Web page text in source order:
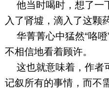
他当时喝时，想了一
入了肾墟，滴入了这颗
华菁菁心中猛然“咯噔
不相信地看着顾许。
这也就意味着，作者
记叙所有的事情，而不